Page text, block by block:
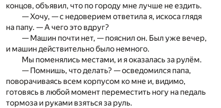
концов, объявил, что по городу мне лучше не ездить.
— Хочу, — с недоверием ответила я, искоса глядя
на папу. — А чего это вдруг?
— Машин почти нет, — пояснил он. Был уже вечер,
и машин действительно было немного.
Мы поменялись местами, и я оказалась за рулём.
— Помнишь, что делать? — осведомился папа,
поворачиваясь всем корпусом ко мне и, видимо,
готовясь в любой момент переместить ногу на педаль
тормоза и руками взяться за руль.